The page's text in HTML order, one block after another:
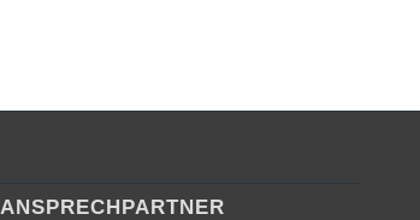
ANSPRECHPARTNER